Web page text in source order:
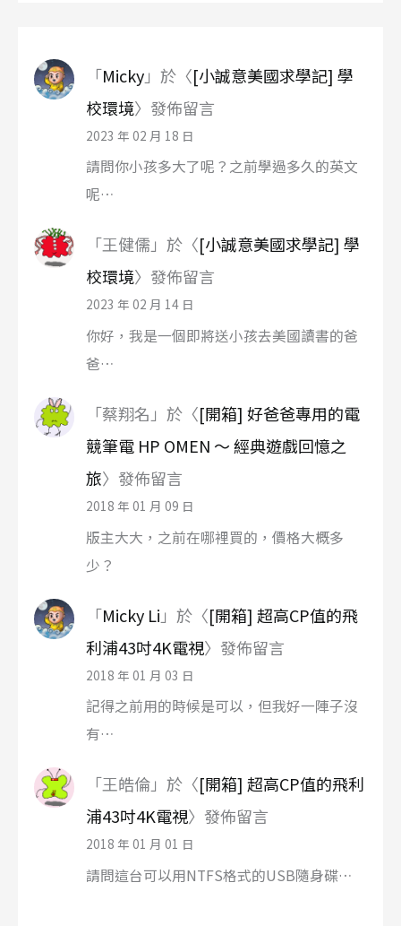
「Micky」於〈[小誠意美國求學記] 學
校環境〉發佈留言
2023 年 02 月 18 日
請問你小孩多大了呢？之前學過多久的英文
呢…
「王健儒 」於〈[小誠意美國求學記] 學
校環境〉發佈留言
2023 年 02 月 14 日
你好，我是一個即將送小孩去美國讀書的爸
爸…
「蔡翔名 」於〈[開箱] 好爸爸專用的電
競筆電 HP OMEN ～ 經典遊戲回憶之
旅〉發佈留言
2018 年 01 月 09 日
版主大大，之前在哪裡買的，價格大概多
少？
「Micky Li 」於〈[開箱] 超高CP值的飛
利浦43吋4K電視〉發佈留言
2018 年 01 月 03 日
記得之前用的時候是可以，但我好一陣子沒
有…
「王皓倫」於〈[開箱] 超高CP值的飛利
浦43吋4K電視〉發佈留言
2018 年 01 月 01 日
請問這台可以用NTFS格式的USB隨身碟…